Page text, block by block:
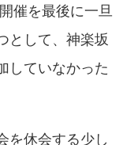
催を最後に一旦
として、神楽坂
していなかった
を休会する少し